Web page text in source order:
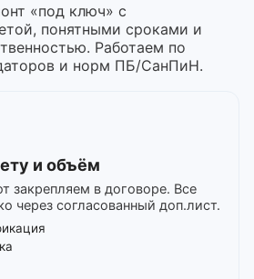
«под ключ» с
понятными сроками и
Работаем по
и норм ПБ/СанПиН.
и объём
закрепляем в договоре. Все
через согласованный доп.лист.